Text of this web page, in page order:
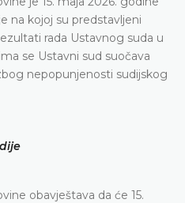
na kojoj su predstavljeni
rada Ustavnog suda u
se Ustavni sud suočava
nepopunjenosti sudijskog
obavještava da će 15.